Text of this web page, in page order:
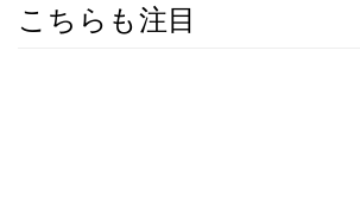
こちらも注目